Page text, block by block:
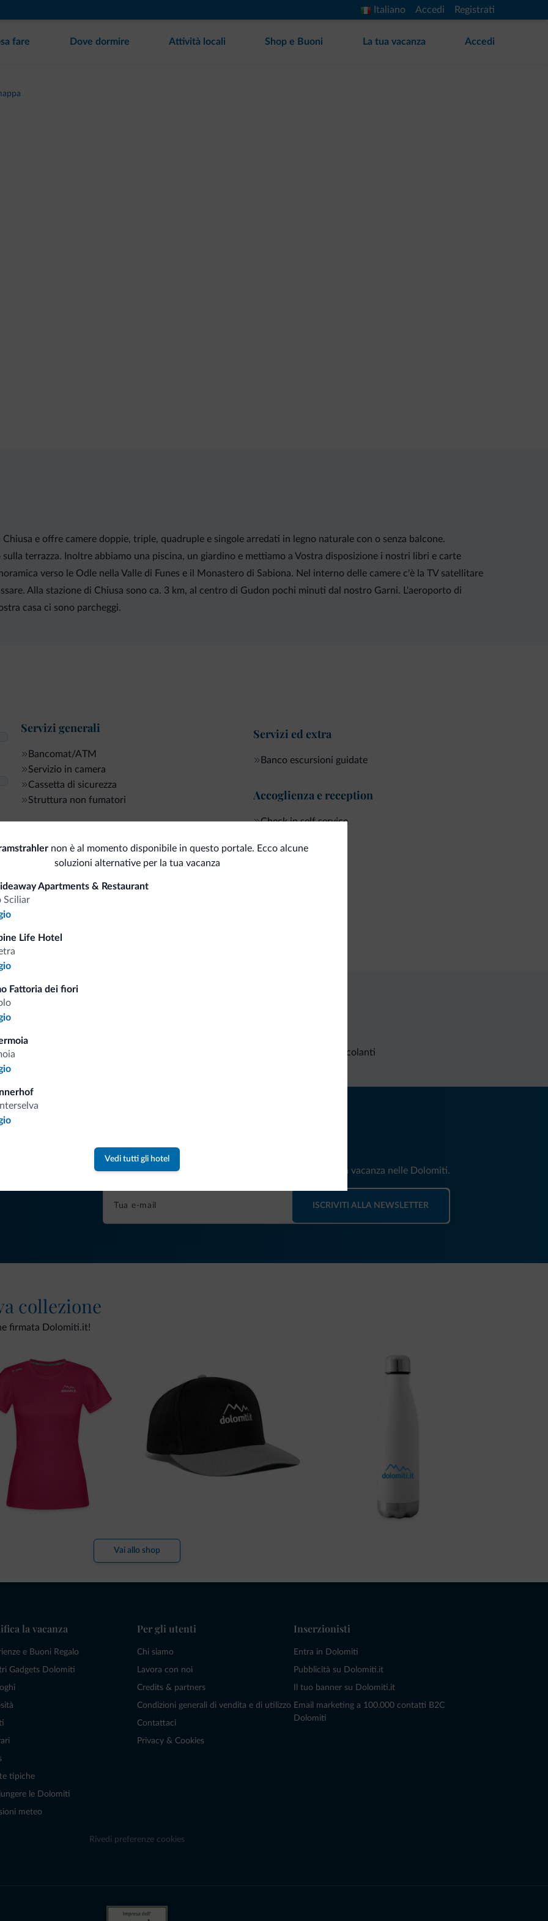
Italiano Accedi Registrati
fare Dove dormire Attività locali Shop e Buoni La tua vacanza Accedi
e offre camere doppie, triple, quadruple e singole arredati in legno naturale con o senza balcone.
terrazza. Inoltre abbiamo una piscina, un giardino e mettiamo a Vostra disposizione i nostri libri e carte
verso le Odle nella Valle di Funes e il Monastero di Sabiona. Nel interno delle camere c'è la TV satellitare
Alla stazione di Chiusa sono ca. 3 km, al centro di Gudon pochi minuti dal nostro Garni. L'aeroporto di
casa ci sono parcheggi.
Servizi generali
Bancomat/ATM
Servizio in camera
Cassetta di sicurezza
Struttura non fumatori
Wi-Fi gratuito
Spazi all'aperto
Giardino
Servizi ed extra
Banco escursioni guidate
Accoglienza e reception
Check in self service
Servizi di pulizia
non è al momento disponibile in questo portale. Ecco alcune
soluzioni alternative per la tua vacanza
Apartments & Restaurant
Sciliar
Life Hotel
Fattoria dei fiori
Vedi tutti gli hotel
Richieste non vincolanti
Riceverai informazioni, offerte esclusive e news per la tua vacanza nelle Dolomiti.
ISCRIVITI ALLA NEWSLETTER
collezione
firmata Dolomiti.it!
Vai allo shop
la vacanza
e Buoni Regalo
Gadgets Dolomiti
tipiche
le Dolomiti
meteo
Per gli utenti
Chi siamo
Lavora con noi
Credits & partners
Condizioni generali di vendita e di utilizzo
Contattaci
Privacy & Cookies
Inserzionisti
Entra in Dolomiti
Pubblicità su Dolomiti.it
Il tuo banner su Dolomiti.it
Email marketing a 100.000 contatti B2C
Dolomiti
Rivedi preferenze cookies